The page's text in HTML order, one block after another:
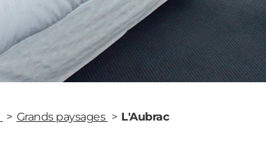
Grands paysages L'Aubrac